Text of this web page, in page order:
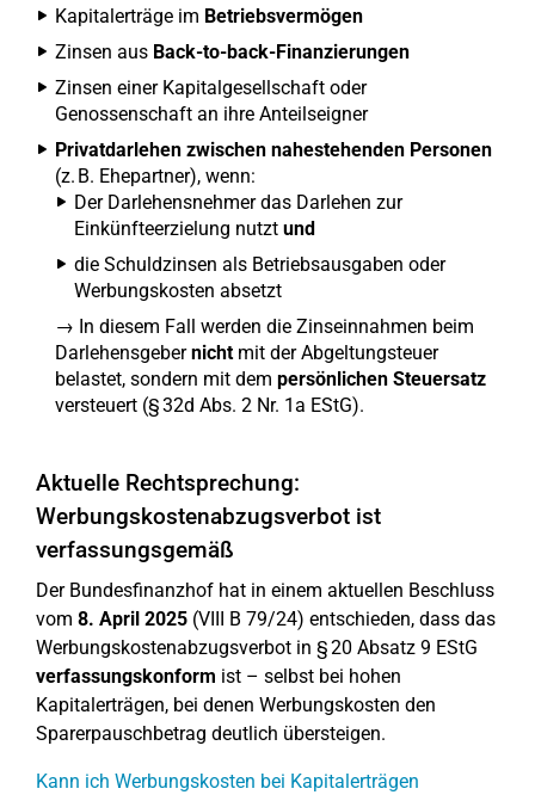
Kapitalerträge im Betriebsvermögen
Zinsen aus Back-to-back-Finanzierungen
Zinsen einer Kapitalgesellschaft oder
Genossenschaft an ihre Anteilseigner
Privatdarlehen zwischen nahestehenden Personen
(z. B. Ehepartner), wenn:
Der Darlehensnehmer das Darlehen zur
Einkünfteerzielung nutzt und
die Schuldzinsen als Betriebsausgaben oder
Werbungskosten absetzt
→ In diesem Fall werden die Zinseinnahmen beim
Darlehensgebernichtmit der Abgeltungsteuer
belastet, sondern mit dem persönlichen Steuersatz
versteuert (§ 32d Abs. 2 Nr. 1a EStG).
Aktuelle Rechtsprechung:
Werbungskostenabzugsverbot ist
verfassungsgemäß
Der Bundesfinanzhof hat in einem aktuellen Beschluss
vom 8. April 2025 (VIII B 79/24) entschieden, dass das
Werbungskostenabzugsverbot in § 20 Absatz 9 EStG
verfassungskonform ist – selbst bei hohen
Kapitalerträgen, bei denen Werbungskosten den
Sparerpauschbetrag deutlich übersteigen.
Kann ich Werbungskosten bei Kapitalerträgen